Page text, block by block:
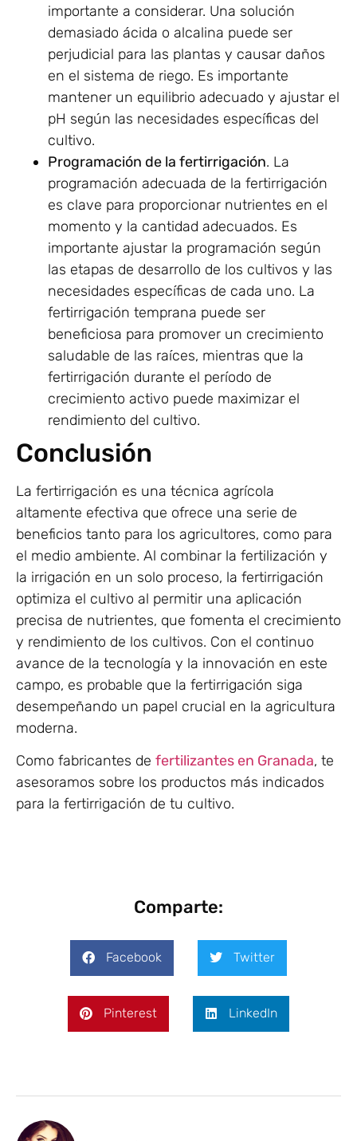
importante a considerar. Una solución
demasiado ácida o alcalina puede ser
perjudicial para las plantas y causar daños
en el sistema de riego. Es importante
mantener un equilibrio adecuado y ajustar el
pH según las necesidades específicas del
cultivo.
Programación de la fertirrigación. La
programación adecuada de la fertirrigación
es clave para proporcionar nutrientes en el
momento y la cantidad adecuados. Es
importante ajustar la programación según
las etapas de desarrollo de los cultivos y las
necesidades específicas de cada uno. La
fertirrigación temprana puede ser
beneficiosa para promover un crecimiento
saludable de las raíces, mientras que la
fertirrigación durante el período de
crecimiento activo puede maximizar el
rendimiento del cultivo.
Conclusión
La fertirrigación es una técnica agrícola
altamente efectiva que ofrece una serie de
beneficios tanto para los agricultores, como para
el medio ambiente. Al combinar la fertilización y
la irrigación en un solo proceso, la fertirrigación
optimiza el cultivo al permitir una aplicación
precisa de nutrientes, que fomenta el crecimiento
y rendimiento de los cultivos. Con el continuo
avance de la tecnología y la innovación en este
campo, es probable que la fertirrigación siga
desempeñando un papel crucial en la agricultura
moderna.
Como fabricantes de fertilizantes en Granada, te
asesoramos sobre los productos más indicados
para la fertirrigación de tu cultivo.
Comparte:
Facebook Twitter
Pinterest LinkedIn